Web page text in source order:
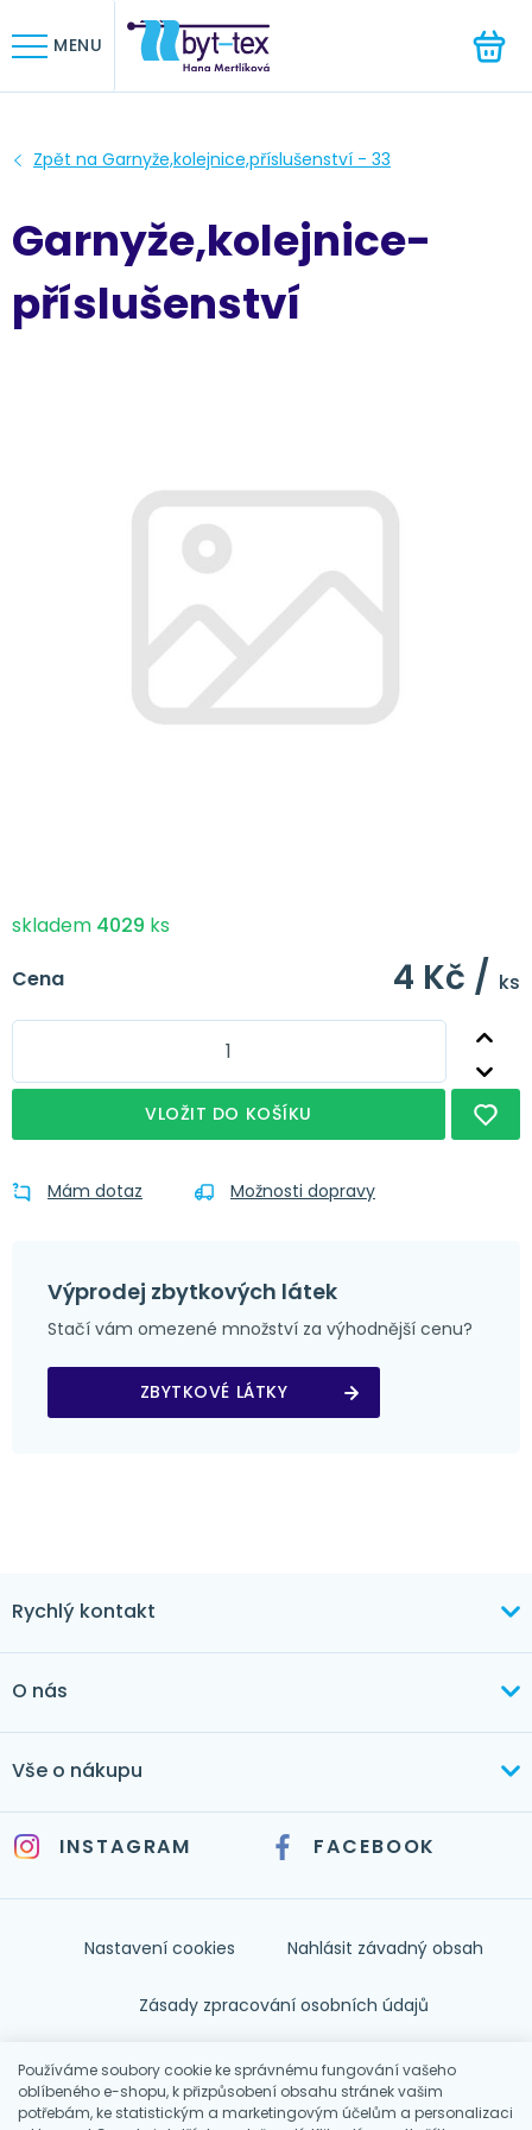
MENU
Garnyže,kolejnice-
příslušenství
skladem 4029 ks
Cena
4 Kč / ks
VLOŽIT DO KOŠÍKU
Mám dotaz Možnosti dopravy
Výprodej zbytkových látek
Stačí vám omezené množství za výhodnější cenu?
ZBYTKOVÉ LÁTKY
Rychlý kontakt
+420 771 144 779
info@byt-tex.cz
O nás
Služby
Vše o nákupu
INSTAGRAM FACEBOOK
Nastavení cookies Nahlásit závadný obsah
Zásady zpracování osobních údajů
Souhlas se zpracováním osobních údajů
Obchodní podmínky
Používáme soubory cookie ke správnému fungování vašeho
oblíbeného e-shopu, k přizpůsobení obsahu stránek vašim
potřebám, ke statistickým a marketingovým účelům a personalizaci